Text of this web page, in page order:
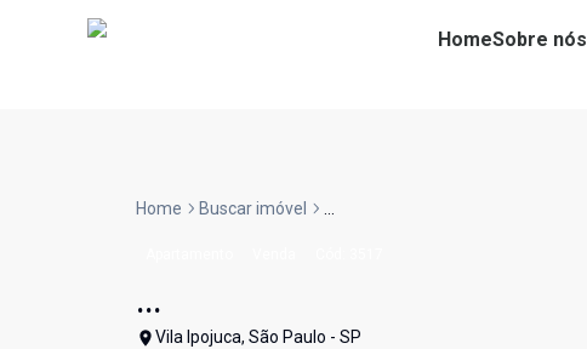
HomeSobre nós
Home Buscar imóvel ...
...
Vila Ipojuca, São Paulo - SP